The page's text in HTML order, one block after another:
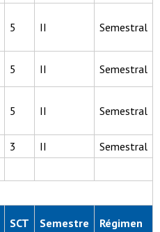
5 II Semestral
5 II Semestral
5 II Semestral
3 II Semestral
SCT Semestre Régimen